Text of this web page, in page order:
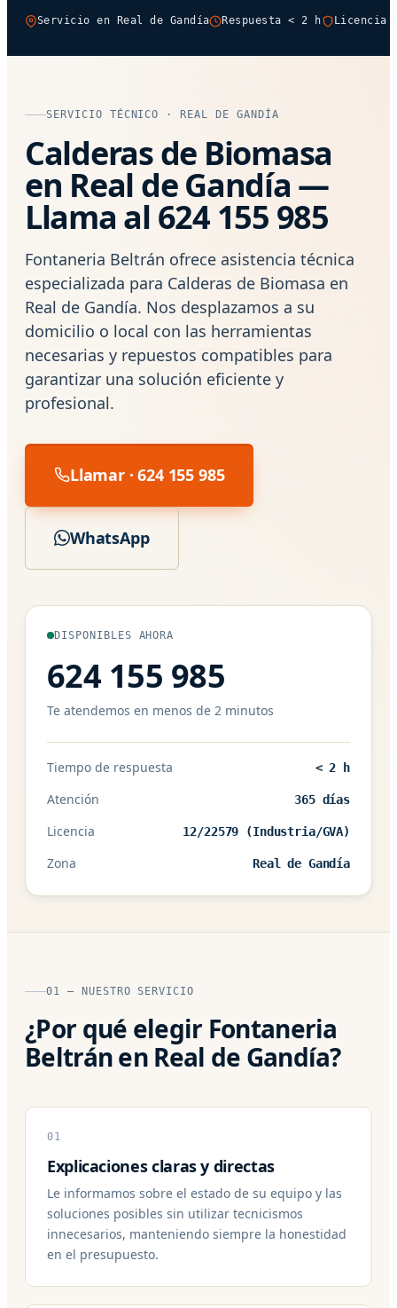
Servicio en Real de Gandía Respuesta < 2 h Licencia
SERVICIO TÉCNICO · REAL DE GANDÍA
Calderas de Biomasa
en Real de Gandía —
Llama al 624 155 985
Fontaneria Beltrán ofrece asistencia técnica
especializada para Calderas de Biomasa en
Real de Gandía. Nos desplazamos a su
domicilio o local con las herramientas
necesarias y repuestos compatibles para
garantizar una solución eficiente y
profesional.
Llamar · 624 155 985
WhatsApp
DISPONIBLES AHORA
624 155 985
Te atendemos en menos de 2 minutos
Tiempo de respuesta < 2 h
Atención 365 días
Licencia 12/22579 (Industria/GVA)
Zona Real de Gandía
01 — NUESTRO SERVICIO
¿Por qué elegir Fontaneria
Beltrán en Real de Gandía?
01
Explicaciones claras y directas
Le informamos sobre el estado de su equipo y las
soluciones posibles sin utilizar tecnicismos
innecesarios, manteniendo siempre la honestidad
en el presupuesto.